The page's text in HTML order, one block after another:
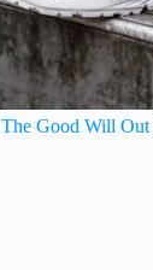
The Good Will Out